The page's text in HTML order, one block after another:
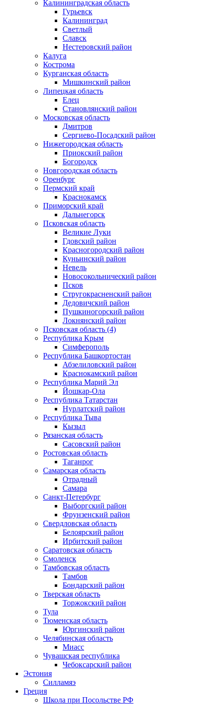
Калининградская область
Гурьевск
Калининград
Светлый
Славск
Нестеровский район
Калуга
Кострома
Курганская область
Мишкинский район
Липецкая область
Елец
Становлянский район
Московская область
Дмитров
Сергиево-Посадский район
Нижегородская область
Приокский район
Богородск
Новгородская область
Оренбург
Пермский край
Краснокамск
Приморский край
Дальнегорск
Псковская область
Великие Луки
Гдовский район
Красногородский район
Куньинский район
Невель
Новосокольнический район
Псков
Стругокрасненский район
Дедовичский район
Пушкиногорский район
Локнянский район
Псковская область (4)
Республика Крым
Симферополь
Республика Башкортостан
Абзелиловский район
Краснокамский район
Республика Марий Эл
Йошкар-Ола
Республика Татарстан
Нурлатский район
Республика Тыва
Кызыл
Рязанская область
Сасовский район
Ростовская область
Таганрог
Самарская область
Отрадный
Самара
Санкт-Петербург
Выборгский район
Фрунзенский район
Свердловская область
Белоярский район
Ирбитский район
Саратовская область
Смоленск
Тамбовская область
Тамбов
Бондарский район
Тверская область
Торжокский район
Тула
Тюменская область
Юргинский район
Челябинская область
Миасс
Чувашская республика
Чебоксарский район
Эстония
Силламяэ
Греция
Школа при Посольстве РФ